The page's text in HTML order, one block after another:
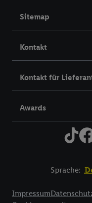
Sitemap
Kontakt
Kontakt für
Awards
Sprache:
Impressum